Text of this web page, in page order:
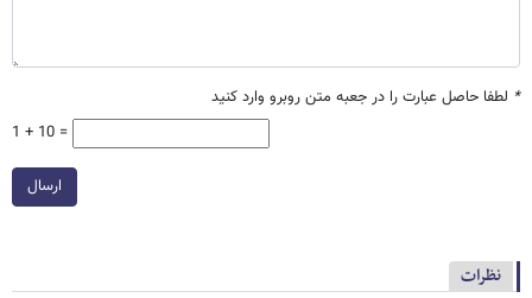
* لطفا حاصل عبارت را در جعبه متن روبرو وارد کنید
1 + 10 =
ارسال
نظرات